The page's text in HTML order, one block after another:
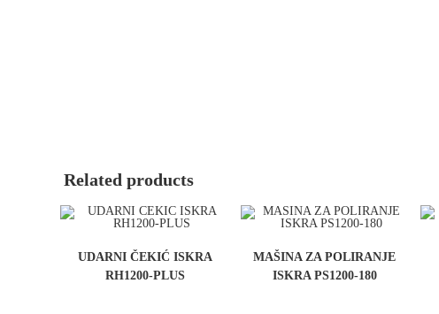
Related products
UDARNI ČEKIĆ ISKRA
RH1200-PLUS
MAŠINA ZA POLIRANJE
ISKRA PS1200-180